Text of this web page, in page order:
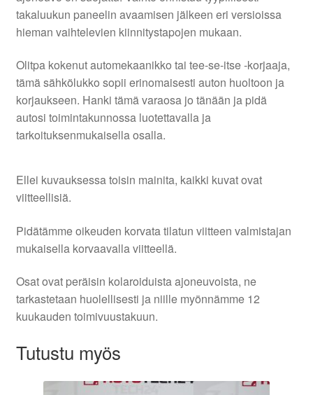
takaluukun paneelin avaamisen jälkeen eri versioissa
hieman vaihtelevien kiinnitystapojen mukaan.
Olitpa kokenut automekaanikko tai tee-se-itse -korjaaja,
tämä sähkölukko sopii erinomaisesti auton huoltoon ja
korjaukseen. Hanki tämä varaosa jo tänään ja pidä
autosi toimintakunnossa luotettavalla ja
tarkoituksenmukaisella osalla.
Ellei kuvauksessa toisin mainita, kaikki kuvat ovat
viitteellisiä.
Pidätämme oikeuden korvata tilatun viitteen valmistajan
mukaisella korvaavalla viitteellä.
Osat ovat peräisin kolaroiduista ajoneuvoista, ne
tarkastetaan huolellisesti ja niille myönnämme 12
kuukauden toimivuustakuun.
Tutustu myös